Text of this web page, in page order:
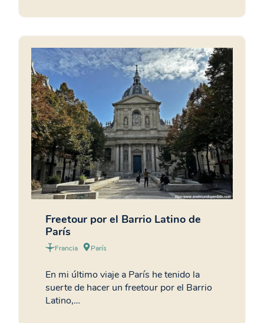
Freetour por el Barrio Latino de
París
Francia París
En mi último viaje a París he tenido la
suerte de hacer un freetour por el Barrio
Latino,…